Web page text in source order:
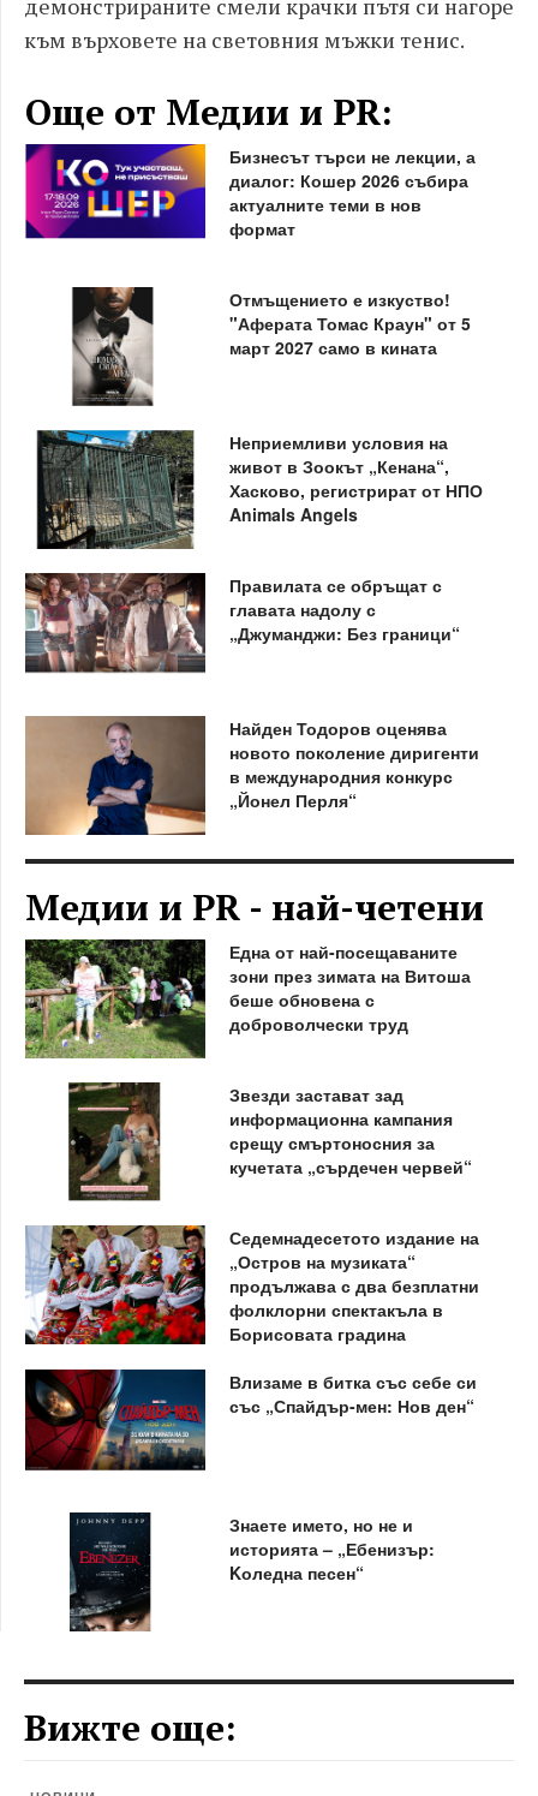
демонстрираните смели крачки пътя си нагоре
към върховете на световния мъжки тенис.
Още от Медии и PR:
Бизнесът търси не лекции, а
диалог: Кошер 2026 събира
актуалните теми в нов
формат
Отмъщението е изкуство!
"Аферата Томас Краун" от 5
март 2027 само в кината
Неприемливи условия на
живот в Зоокът „Кенана“,
Хасково, регистрират от НПО
Animals Angels
Правилата се обръщат с
главата надолу с
„Джуманджи: Без граници“
Найден Тодоров оценява
новото поколение диригенти
в международния конкурс
„Йонел Перля“
Медии и PR - най-четени
Една от най-посещаваните
зони през зимата на Витоша
беше обновена с
доброволчески труд
Звезди застават зад
информационна кампания
срещу смъртоносния за
кучетата „сърдечен червей“
Седемнадесетото издание на
„Остров на музиката“
продължава с два безплатни
фолклорни спектакъла в
Борисовата градина
Влизаме в битка със себе си
със „Спайдър-мен: Нов ден“
Знаете името, но не и
историята – „Ебенизър:
Kоледна песен“
Вижте още: